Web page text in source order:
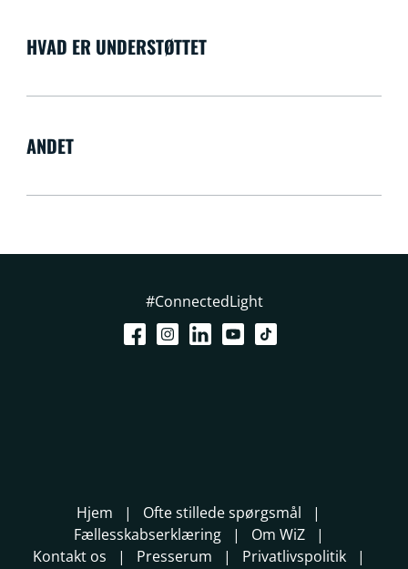
HVAD ER UNDERSTØTTET
ANDET
#ConnectedLight
Hjem
Ofte stillede spørgsmål
Fællesskabserklæring
Om WiZ
Kontakt os
Presserum
Privatlivspolitik